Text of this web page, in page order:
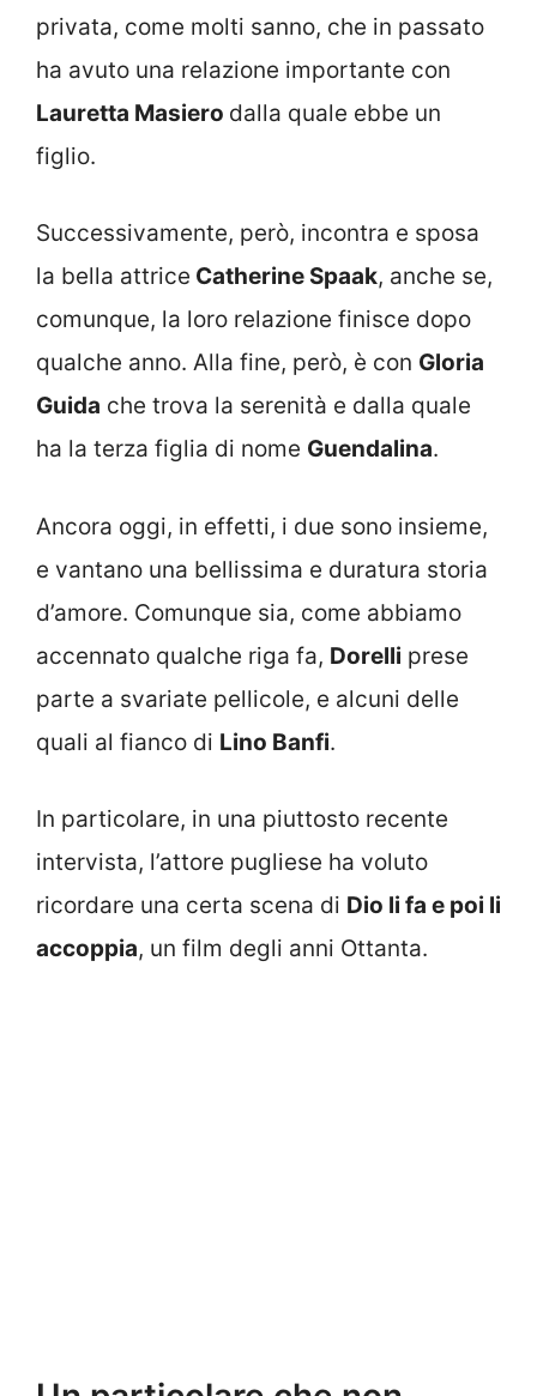
privata, come molti sanno, che in passato
ha avuto una relazione importante con
Lauretta Masiero dalla quale ebbe un
figlio.
Successivamente, però, incontra e sposa
la bella attrice Catherine Spaak, anche se,
comunque, la loro relazione finisce dopo
qualche anno. Alla fine, però, è con Gloria
Guida che trova la serenità e dalla quale
ha la terza figlia di nome Guendalina.
Ancora oggi, in effetti, i due sono insieme,
e vantano una bellissima e duratura storia
d’amore. Comunque sia, come abbiamo
accennato qualche riga fa, Dorelli prese
parte a svariate pellicole, e alcuni delle
quali al fianco di Lino Banfi.
In particolare, in una piuttosto recente
intervista, l’attore pugliese ha voluto
ricordare una certa scena di Dio li fa e poi li
accoppia, un film degli anni Ottanta.